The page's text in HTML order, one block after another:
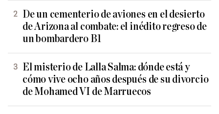
De un cementerio de aviones en el desierto
de Arizona al combate: el inédito regreso de
un bombardero B1
El misterio de Lalla Salma: dónde está y
cómo vive ocho años después de su divorcio
de Mohamed VI de Marruecos